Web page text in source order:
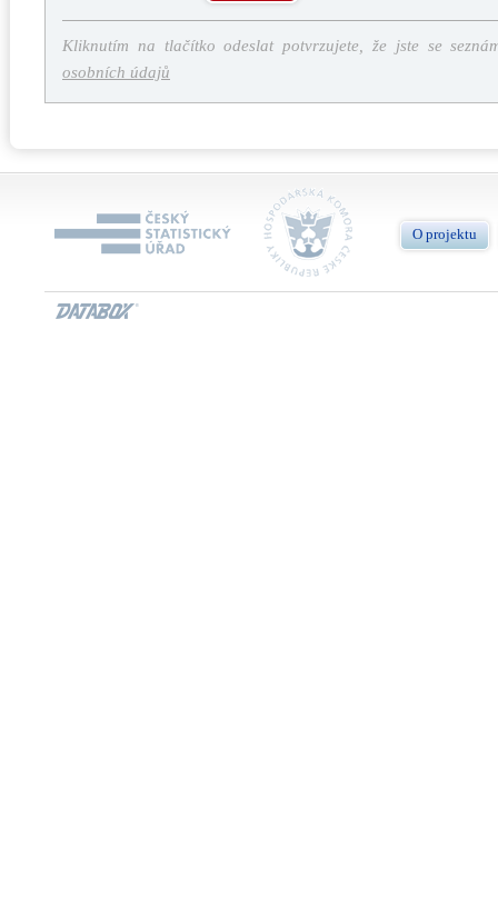
Kliknutím na tlačítko odeslat potvrzujete, že jste se
osobních údajů
O projektu